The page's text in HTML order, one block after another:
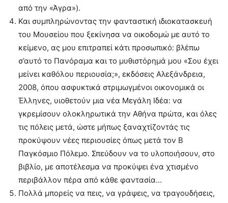
από την «Άγρα»).
Και συμπληρώνοντας την φανταστική ιδιοκατασκευή
του Μουσείου που ξεκίνησα να οικοδομώ με αυτό το
κείμενο, ας μου επιτραπεί κάτι προσωπικό: βλέπω
σ’αυτό το Πανόραμα και το μυθιστόρημά μου «Σου έχει
μείνει καθόλου περιουσία;», εκδόσεις Αλεξάνδρεια,
2008, όπου ασφυκτικά στριμωγμένοι οικονομικά οι
Έλληνες, υιοθετούν μια νέα Μεγάλη Ιδέα: να
γκρεμίσουν ολοκληρωτικά την Αθήνα πρώτα, και όλες
τις πόλεις μετά, ώστε μήπως ξαναχτίζοντάς τις
προκύψουν νέες περιουσίες όπως μετά τον Β
Παγκόσμιο Πόλεμο. Σπεύδουν να το υλοποιήσουν, στο
βιβλίο, με αποτέλεσμα να προκύψει ένα χτισμένο
περιβάλλον πέρα από κάθε φαντασία…
Πολλά μπορείς να πεις, να γράψεις, να τραγουδήσεις,